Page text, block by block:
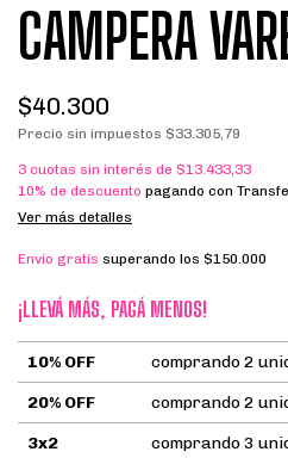
CAMPERA
$40.300
Precio sin impuestos $33.305,79
3 cuotas sin interés de $13.433,33
10% de descuento pagando con
Ver más detalles
Envío gratis superando los $150.000
¡LLEVÁ MÁS, PAGÁ MENOS!
10% OFF
comprando 2
20% OFF
comprando 2
3x2
comprando 3